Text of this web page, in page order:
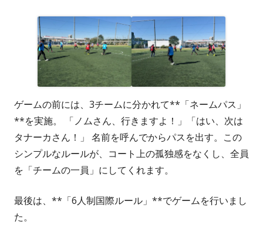
ゲームの前には、3チームに分かれて**「ネームパス」
**を実施。 「ノムさん、行きますよ！」「はい、次は
タナーカさん！」 名前を呼んでからパスを出す。この
シンプルなルールが、コート上の孤独感をなくし、全員
を「チームの一員」にしてくれます。
最後は、**「6人制国際ルール」**でゲームを行いまし
た。